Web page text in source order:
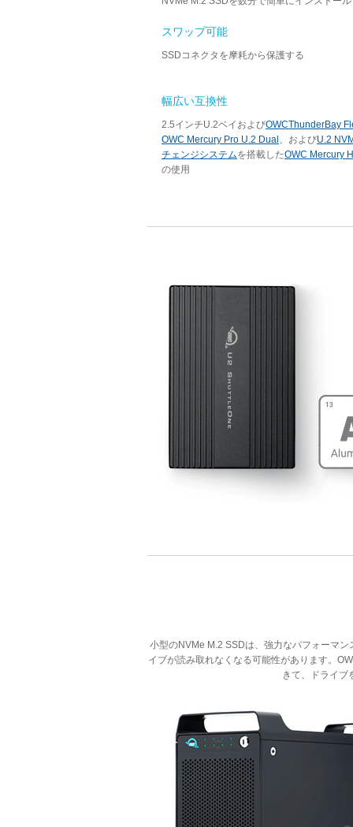
スワップ可能
SSDコネクタを摩耗から保護する
幅広い互換性
2.5インチU.2ベイおよびOWCThunderBay
OWC Mercury Pro U.2 Dual 、およびU.2
チェンジシステムを搭載したOWC Mercury
の使用
小型のNVMe M.2 SSDは、強力なパフォーマ
イブが読み取れなくなる可能性があります。
きて、ドライブ